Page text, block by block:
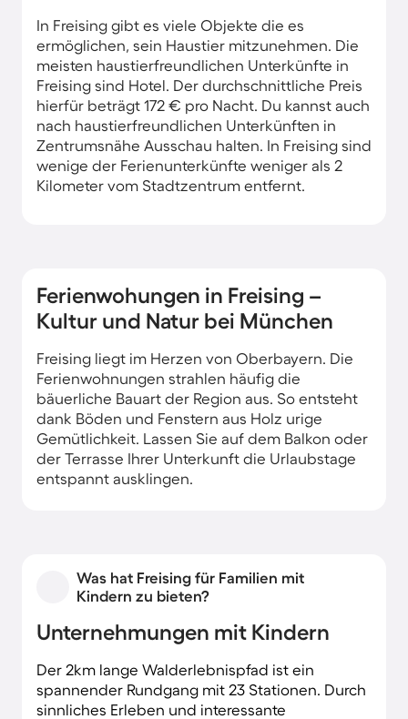
In Freising gibt es viele Objekte die es
ermöglichen, sein Haustier mitzunehmen. Die
meisten haustierfreundlichen Unterkünfte in
Freising sind Hotel. Der durchschnittliche Preis
hierfür beträgt 172 € pro Nacht. Du kannst auch
nach haustierfreundlichen Unterkünften in
Zentrumsnähe Ausschau halten. In Freising sind
wenige der Ferienunterkünfte weniger als 2
Kilometer vom Stadtzentrum entfernt.
Ferienwohungen in Freising –
Kultur und Natur bei München
Freising liegt im Herzen von Oberbayern. Die
Ferienwohnungen strahlen häufig die
bäuerliche Bauart der Region aus. So entsteht
dank Böden und Fenstern aus Holz urige
Gemütlichkeit. Lassen Sie auf dem Balkon oder
der Terrasse Ihrer Unterkunft die Urlaubstage
entspannt ausklingen.
Was hat Freising für Familien mit
Kindern zu bieten?
Unternehmungen mit Kindern
Der 2km lange Walderlebnispfad ist ein
spannender Rundgang mit 23 Stationen. Durch
sinnliches Erleben und interessante